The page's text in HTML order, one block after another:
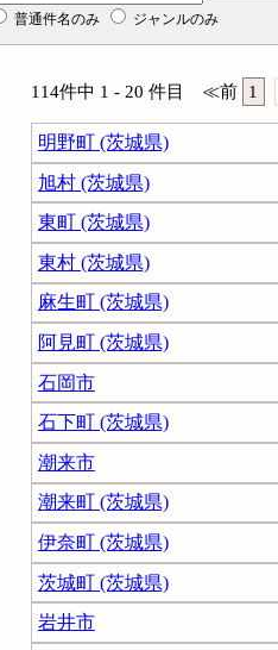
普通件名のみ ジャンルのみ
114件中 1 - 20 件目 ≪前 1
明野町 (茨城県)
旭村 (茨城県)
東町 (茨城県)
東村 (茨城県)
麻生町 (茨城県)
阿見町 (茨城県)
石岡市
石下町 (茨城県)
潮来市
潮来町 (茨城県)
伊奈町 (茨城県)
茨城町 (茨城県)
岩井市